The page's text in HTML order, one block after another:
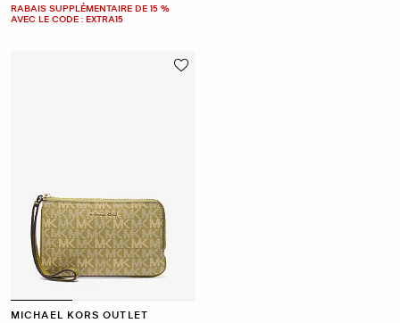
RABAIS SUPPLÉMENTAIRE DE 15 %
AVEC LE CODE : EXTRA15
MICHAEL KORS OUTLET